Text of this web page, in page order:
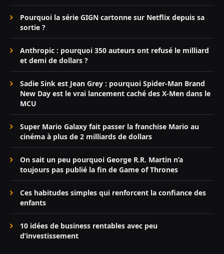
Pourquoi la série GIGN cartonne sur Netflix depuis sa
sortie ?
Anthropic : pourquoi 350 auteurs ont refusé le milliard
et demi de dollars ?
Sadie Sink est Jean Grey : pourquoi Spider-Man Brand
New Day est le vrai lancement caché des X-Men dans le
MCU
Super Mario Galaxy fait passer la franchise Mario au
cinéma à plus de 2 milliards de dollars
On sait un peu pourquoi George R.R. Martin n’a
toujours pas publié la fin de Game of Thrones
Ces habitudes simples qui renforcent la confiance des
enfants
10 idées de business rentables avec peu
d’investissement